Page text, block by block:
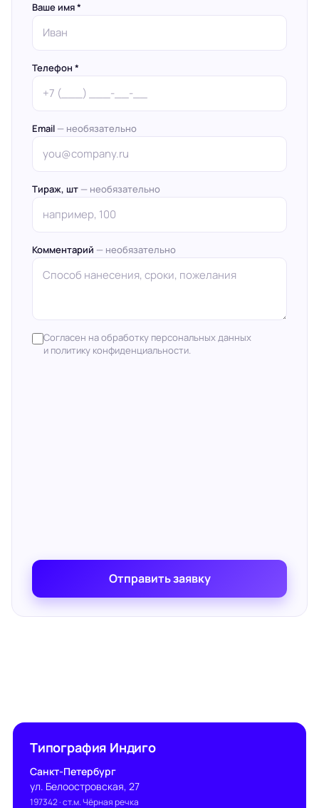
Ваше имя *
Телефон *
Email — необязательно
Тираж, шт — необязательно
Комментарий — необязательно
Согласен на обработку персональных данных
и политику конфиденциальности.
Отправить заявку
Типография Индиго
Санкт-Петербург
ул. Белоостровская, 27
197342· ст.м. Чёрная речка